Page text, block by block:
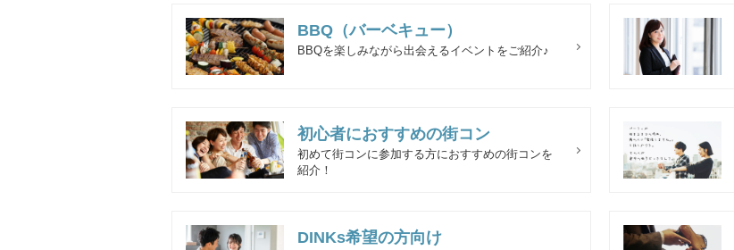
BBQ（バーベキュー）
BBQを楽しみながら出会えるイベントをご紹介♪
初心者におすすめの街コン
初めて街コンに参加する方におすすめの街コンを
紹介！
DINKs希望の方向け